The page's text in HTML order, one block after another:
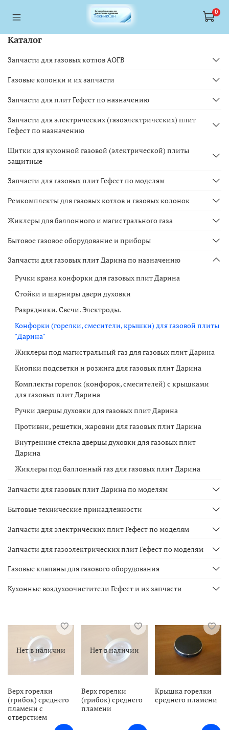
0
Нет в наличии
Верх горелки
(грибок) среднего
пламени с
отверстием
Нет в наличии
Верх горелки
(грибок) среднего
пламени
Крышка горелки
среднего пламени
Каталог
Запчасти для газовых котлов АОГВ
Газовые колонки и их запчасти
Запчасти для плит Гефест по назначению
Запчасти для электрических (газоэлектрических) плит
Гефест по назначению
Щитки для кухонной газовой (электрической) плиты
защитные
Запчасти для газовых плит Гефест по моделям
Ремкомплекты для газовых котлов и газовых колонок
Жиклеры для баллонного и магистрального газа
Бытовое газовое оборудование и приборы
Запчасти для газовых плит Дарина по назначению
Ручки крана конфорки для газовых плит Дарина
Стойки и шарниры двери духовки
Разрядники. Свечи. Электроды.
Конфорки (горелки, смесители, крышки) для газовой плиты
"Дарина"
Жиклеры под магистральный газ для газовых плит Дарина
Кнопки подсветки и розжига для газовых плит Дарина
Комплекты горелок (конфорок, смесителей) с крышками
для газовых плит Дарина
Ручки дверцы духовки для газовых плит Дарина
Противни, решетки, жаровни для газовых плит Дарина
Внутренние стекла дверцы духовки для газовых плит
Дарина
Жиклеры под баллонный газ для газовых плит Дарина
Запчасти для газовых плит Дарина по моделям
Бытовые технические принадлежности
Запчасти для электрических плит Гефест по моделям
Запчасти для газоэлектрических плит Гефест по моделям
Газовые клапаны для газового оборудования
Кухонные воздухоочистители Гефест и их запчасти
<a href="https://webmaster.yandex.ru/siteinfo/?site=https://
<a href="https://webmaster.yandex.ru/siteinfo/?site=https://